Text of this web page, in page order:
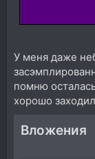
У меня даже
помню
хорошо
Вложения